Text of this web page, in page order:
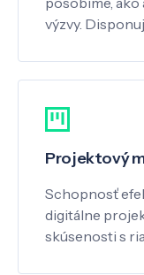
výzvy.
Projektový
Schopnosť
digitálne
skúsenosti s